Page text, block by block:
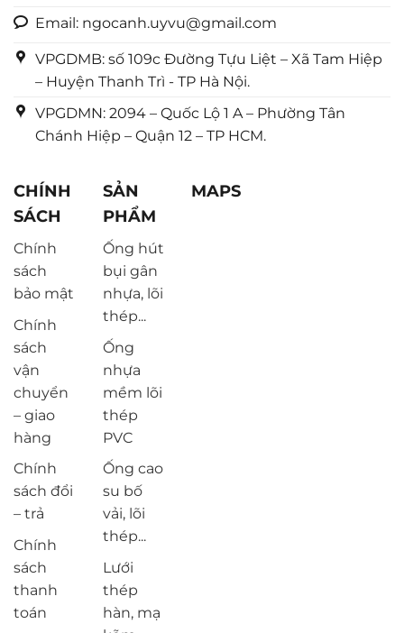
Email: ngocanh.uyvu@gmail.com
VPGDMB: số 109c Đường Tựu Liệt – Xã Tam Hiệp
– Huyện Thanh Trì - TP Hà Nội.
VPGDMN: 2094 – Quốc Lộ 1 A – Phường Tân
Chánh Hiệp – Quận 12 – TP HCM.
CHÍNH
SÁCH
Chính
sách
bảo mật
Chính
sách
vận
chuyển
– giao
hàng
Chính
sách đổi
– trả
Chính
sách
thanh
toán
SẢN
PHẨM
Ống hút
bụi gân
nhựa, lõi
thép...
Ống
nhựa
mềm lõi
thép
PVC
Ống cao
su bố
vải, lõi
thép...
Lưới
thép
hàn, mạ
MAPS